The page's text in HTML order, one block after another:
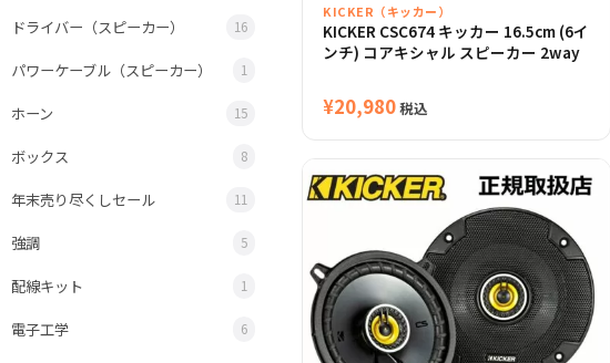
ドライバー（スピーカー） 16
パワーケーブル（スピーカー） 1
ホーン 15
ボックス 8
年末売り尽くしセール 11
強調 5
配線キット 1
電子工学 6
KICKER（キッカー）
KICKER CSC674 キッカー 16.5cm (6イ
ンチ) コアキシャル スピーカー 2way
¥20,980税込